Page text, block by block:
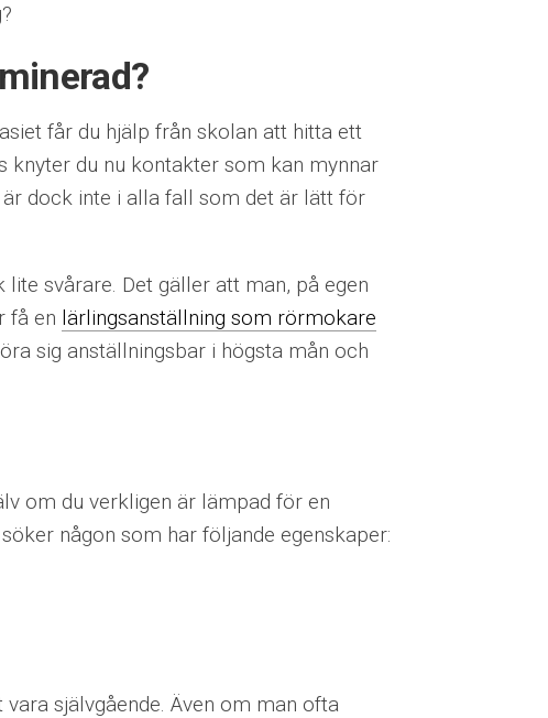
får du hjälp från skolan att hitta ett
knyter du nu kontakter som kan mynnar
dock inte i alla fall som det är lätt för
svårare. Det gäller att man, på egen
få en lärlingsanställning som rörmokare
sig anställningsbar i högsta mån och
om du verkligen är lämpad för en
någon som har följande egenskaper:
självgående. Även om man ofta